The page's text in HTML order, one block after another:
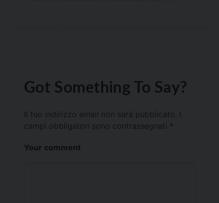
Got Something To Say?
Il tuo indirizzo email non sarà pubblicato.
campi obbligatori sono contrassegnati *
Your comment